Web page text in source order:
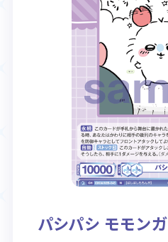
イベント
Rule / Q&A
ルール/Q&A
パシパシ モモンガ